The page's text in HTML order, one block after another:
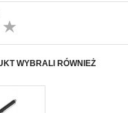
WYBRALI RÓWNIEŻ